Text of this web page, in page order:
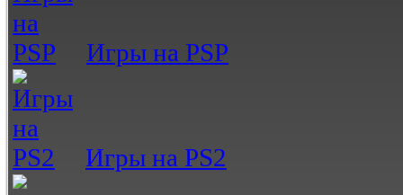
Игры на PSP
Игры на PS2